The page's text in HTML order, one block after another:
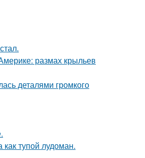
размах крыльев
деталями громкого
тупой лудоман.